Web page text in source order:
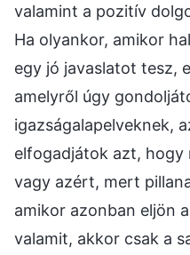
valamint a pozitív
Ha olyankor, amikor
egy jó javaslatot tesz,
amelyről úgy
igazságalapelveknek,
elfogadjátok azt, hogy
vagy azért, mert
amikor azonban eljön
valamit, akkor csak a